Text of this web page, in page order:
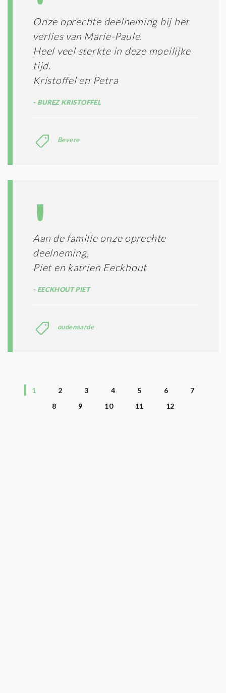
Onze oprechte deelneming bij het
verlies van Marie-Paule.
Heel veel sterkte in deze moeilijke
tijd.
Kristoffel en Petra
BUREZ KRISTOFFEL
Bevere
Aan de familie onze oprechte
deelneming,
Piet en katrien Eeckhout
EECKHOUT PIET
oudenaarde
1 2 3 4 5 6
7
8
9 10 11 12